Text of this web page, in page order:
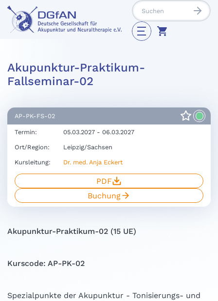
Akupunktur-Praktikum-
Fallseminar-02
AP-PK-FS-02
Termin: 05.03.2027 - 06.03.2027
Ort/Region: Leipzig/Sachsen
Kursleitung: Dr. med. Anja Eckert
PDF
Buchung
Akupunktur-Praktikum-02 (15 UE)
Kurscode: AP-PK-02
Spezialpunkte der Akupunktur - Tonisierungs- und